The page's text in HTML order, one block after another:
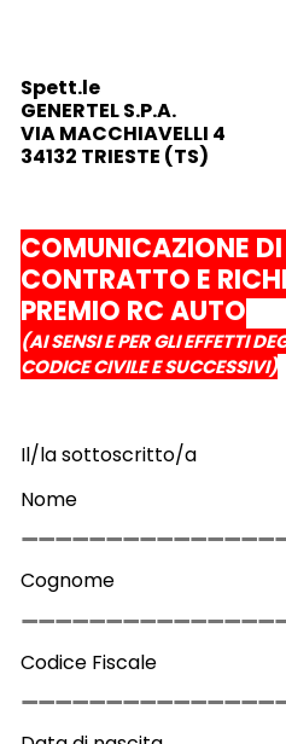
Spett.le
GENERTEL S.P.A.
VIA MACCHIAVELLI 4
34132 TRIESTE (TS)
COMUNICAZIONE
CONTRATTO E
PREMIO RC AUTO
(AI SENSI E PER GLI EFFETTI
CODICE CIVILE E SUCCESSIVI)
Il/la sottoscritto/a
Nome
Cognome
Codice Fiscale